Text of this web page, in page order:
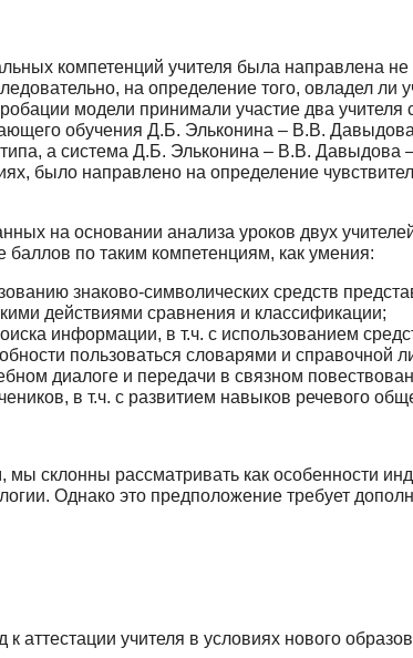
компетенций учителя была на­правлена не
на определение того, овладел ли
модели принимали участие два
обучения Д.Б. Эльконина – В.В.
а система Д.Б. Элькони­на – В.В. Давыдова
было направлено на определение
на основании анализа уроков двух
по таким компетенциям, как умения:
знаково-символических средств
действиями сравнения и классифи­кации;
информации, в т.ч. с использованием
пользоваться словарями и справочной
диалоге и передачи в связном
в т.ч. с развитием навыков рече­вого
склонны рассматривать как осо­бенности
Однако это предположение требует
аттестации учителя в условиях нового